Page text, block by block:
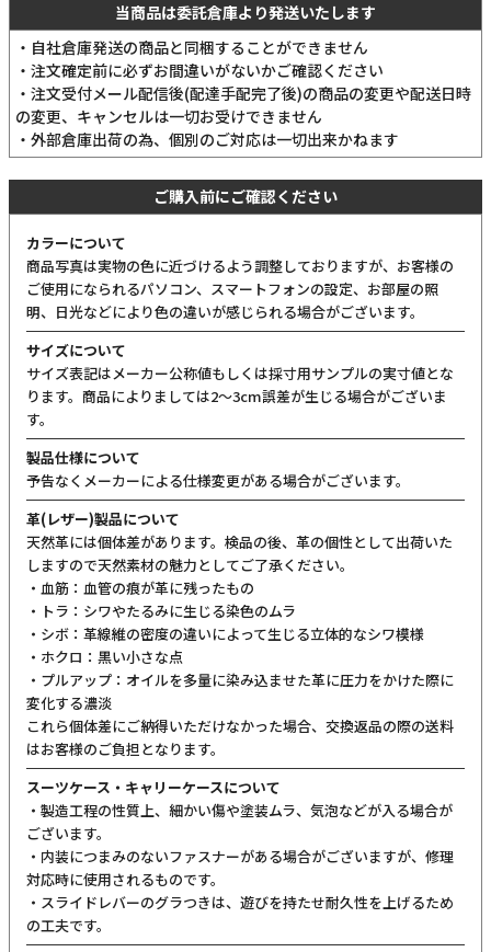
当商品は委託倉庫より発送いたします
・自社倉庫発送の商品と同梱することができません
・注文確定前に必ずお間違いがないかご確認ください
・注文受付メール配信後(配達手配完了後)の商品の変更や配送日時
の変更、キャンセルは一切お受けできません
・外部倉庫出荷の為、個別のご対応は一切出来かねます
ご購入前にご確認ください
カラーについて
商品写真は実物の色に近づけるよう調整しておりますが、お客様の
ご使用になられるパソコン、スマートフォンの設定、お部屋の照
明、日光などにより色の違いが感じられる場合がございます。
サイズについて
サイズ表記はメーカー公称値もしくは採寸用サンプルの実寸値とな
ります。商品によりましては2〜3cm誤差が生じる場合がございま
す。
製品仕様について
予告なくメーカーによる仕様変更がある場合がございます。
革(レザー)製品について
天然革には個体差があります。検品の後、革の個性として出荷いた
しますので天然素材の魅力としてご了承ください。
・血筋：血管の痕が革に残ったもの
・トラ：シワやたるみに生じる染色のムラ
・シボ：革線維の密度の違いによって生じる立体的なシワ模様
・ホクロ：黒い小さな点
・プルアップ：オイルを多量に染み込ませた革に圧力をかけた際に
変化する濃淡
これら個体差にご納得いただけなかった場合、交換返品の際の送料
はお客様のご負担となります。
スーツケース・キャリーケースについて
・製造工程の性質上、細かい傷や塗装ムラ、気泡などが入る場合が
ございます。
・内装につまみのないファスナーがある場合がございますが、修理
対応時に使用されるものです。
・スライドレバーのグラつきは、遊びを持たせ耐久性を上げるため
の工夫です。